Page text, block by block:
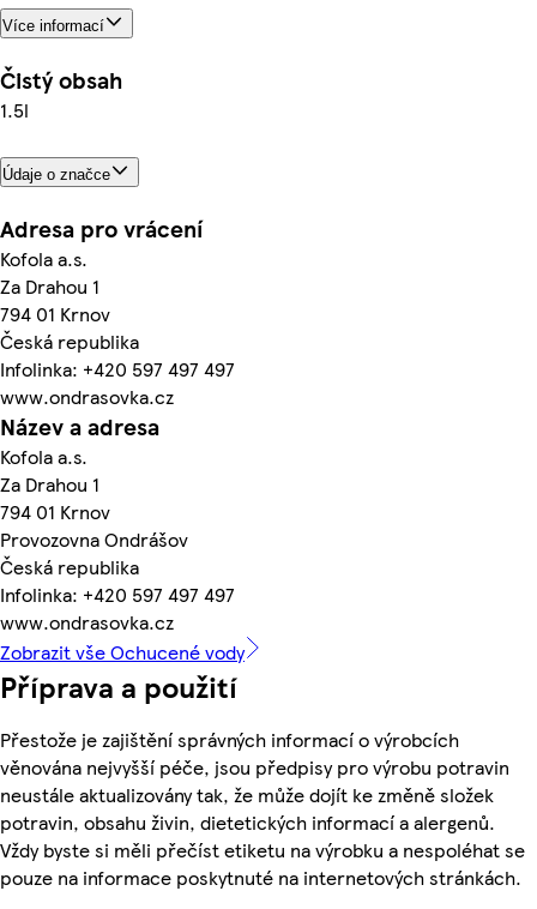
Více informací
Čistý obsah
1.5l
Údaje o značce
Adresa pro vrácení
Kofola a.s.
Za Drahou 1
794 01 Krnov
Česká republika
Infolinka: +420 597 497 497
www.ondrasovka.cz
Název a adresa
Kofola a.s.
Za Drahou 1
794 01 Krnov
Provozovna Ondrášov
Česká republika
Infolinka: +420 597 497 497
www.ondrasovka.cz
Zobrazit vše Ochucené vody
Příprava a použití
Přestože je zajištění správných informací o výrobcích
věnována nejvyšší péče, jsou předpisy pro výrobu potravin
neustále aktualizovány tak, že může dojít ke změně složek
potravin, obsahu živin, dietetických informací a alergenů.
Vždy byste si měli přečíst etiketu na výrobku a nespoléhat se
pouze na informace poskytnuté na internetových stránkách.